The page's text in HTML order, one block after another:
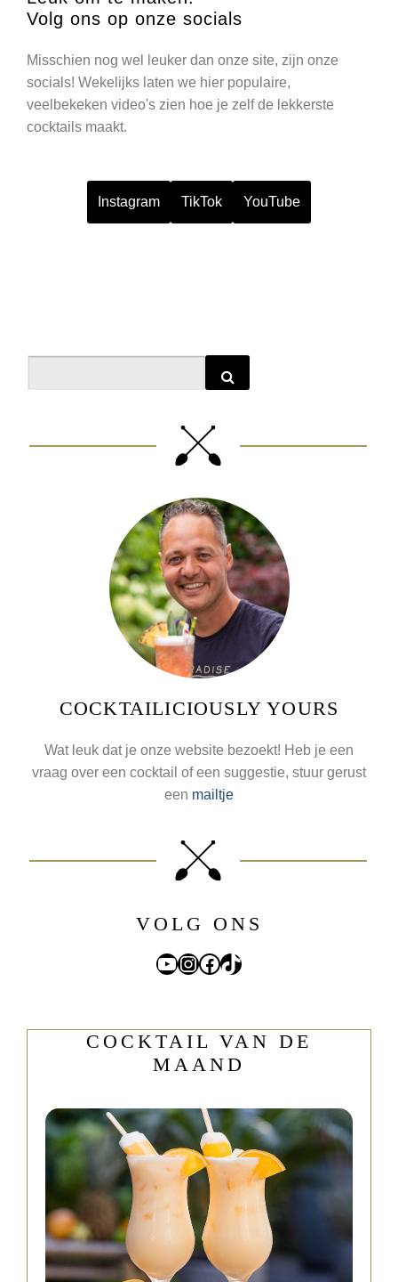
Volg ons op onze socials
Misschien nog wel leuker dan onze site, zijn onze
socials! Wekelijks laten we hier populaire,
veelbekeken video's zien hoe je zelf de lekkerste
cocktails maakt.
Instagram TikTok YouTube
COCKTAILICIOUSLY YOURS
Wat leuk dat je onze website bezoekt! Heb je een
vraag over een cocktail of een suggestie, stuur gerust
een mailtje
VOLG ONS
YouTube
Instagram
Facebook
TikTok
COCKTAIL VAN DE
MAAND